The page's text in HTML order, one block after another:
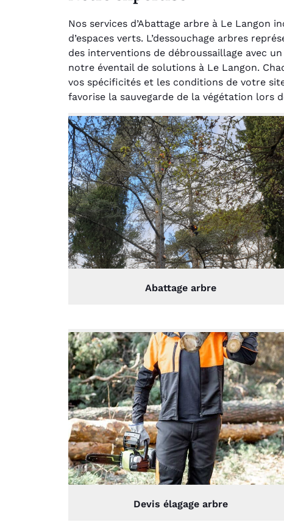
Nos services d’Abattage arbre à Le Langon
d’espaces verts. L’dessouchage arbres
des interventions de débroussaillage avec
notre éventail de solutions à Le Langon.
vos spécificités et les conditions de votre
favorise la sauvegarde de la végétation lors
Abattage arbre
Devis élagage arbre
21
Le
travaillé
et
notre
prêt
projet